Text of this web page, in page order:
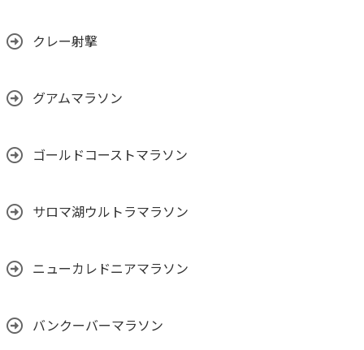
クレー射撃
グアムマラソン
ゴールドコーストマラソン
サロマ湖ウルトラマラソン
ニューカレドニアマラソン
バンクーバーマラソン